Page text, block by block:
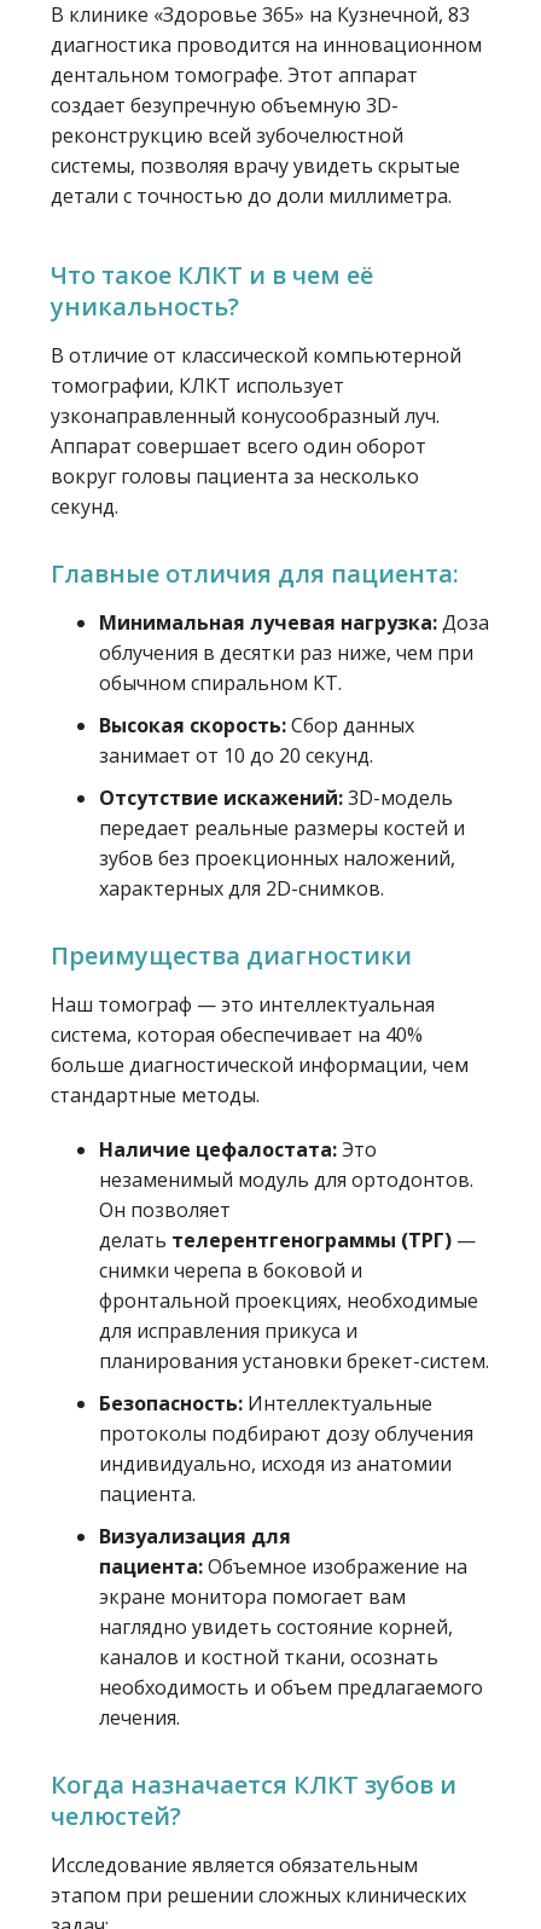
В клинике «Здоровье 365» на Кузнечной, 83
диагностика проводится на инновационном
дентальном томографе. Этот аппарат
создает безупречную объемную 3D-
реконструкцию всей зубочелюстной
системы, позволяя врачу увидеть скрытые
детали с точностью до доли миллиметра.
Что такое КЛКТ и в чем её
уникальность?
В отличие от классической компьютерной
томографии, КЛКТ использует
узконаправленный конусообразный луч.
Аппарат совершает всего один оборот
вокруг головы пациента за несколько
секунд.
Главные отличия для пациента:
Минимальная лучевая нагрузка:Доза
облучения в десятки раз ниже, чем при
обычном спиральном КТ.
Высокая скорость:Сбор данных
занимает от 10 до 20 секунд.
Отсутствие искажений:3D-модель
передает реальные размеры костей и
зубов без проекционных наложений,
характерных для 2D-снимков.
Преимущества диагностики
Наш томограф — это интеллектуальная
система, которая обеспечивает на 40%
больше диагностической информации, чем
стандартные методы.
Наличие цефалостата:Это
незаменимый модуль для ортодонтов.
Он позволяет
делать телерентгенограммы (ТРГ)—
снимки черепа в боковой и
фронтальной проекциях, необходимые
для исправления прикуса и
планирования установки брекет-систем.
Безопасность:Интеллектуальные
протоколы подбирают дозу облучения
индивидуально, исходя из анатомии
пациента.
Визуализация для
пациента:Объемное изображение на
экране монитора помогает вам
наглядно увидеть состояние корней,
каналов и костной ткани, осознать
необходимость и объем предлагаемого
лечения.
Когда назначается КЛКТ зубов и
челюстей?
Исследование является обязательным
этапом при решении сложных клинических